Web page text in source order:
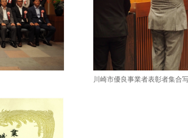
川崎市優良事業者表彰者集合